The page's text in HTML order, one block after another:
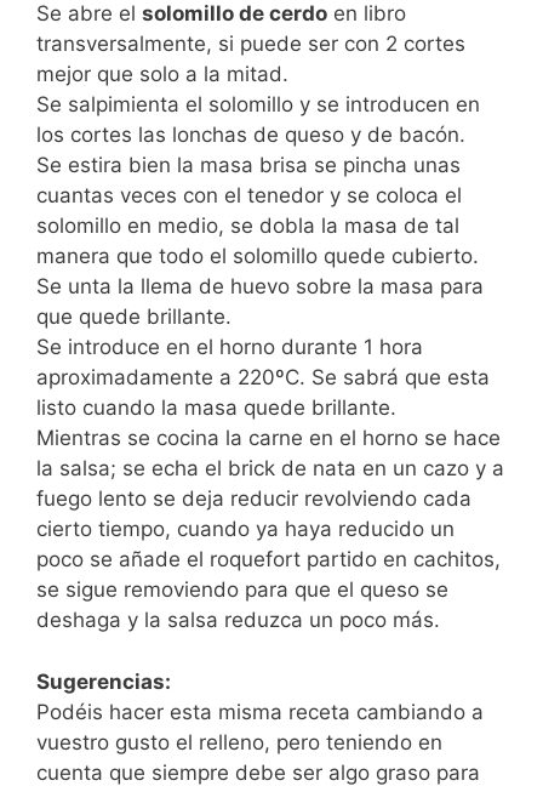
Se abre el solomillo de cerdo en libro
transversalmente, si puede ser con 2 cortes
mejor que solo a la mitad.
Se salpimienta el solomillo y se introducen en
los cortes las lonchas de queso y de bacón.
Se estira bien la masa brisa se pincha unas
cuantas veces con el tenedor y se coloca el
solomillo en medio, se dobla la masa de tal
manera que todo el solomillo quede cubierto.
Se unta la llema de huevo sobre la masa para
que quede brillante.
Se introduce en el horno durante 1 hora
aproximadamente a 220ºC. Se sabrá que esta
listo cuando la masa quede brillante.
Mientras se cocina la carne en el horno se hace
la salsa; se echa el brick de nata en un cazo y a
fuego lento se deja reducir revolviendo cada
cierto tiempo, cuando ya haya reducido un
poco se añade el roquefort partido en cachitos,
se sigue removiendo para que el queso se
deshaga y la salsa reduzca un poco más.
Sugerencias:
Podéis hacer esta misma receta cambiando a
vuestro gusto el relleno, pero teniendo en
cuenta que siempre debe ser algo graso para